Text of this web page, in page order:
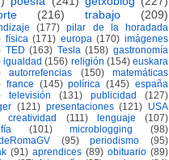
(216) trabajo (209)
(177)
pilar de la horadada
física (171) europa (170) imágenes
TED (163) Tesla (158) gastronomía
igualdad (156) religión (154) euskara
autorrefencias (150)
matemáticas
france (145) polírica (145) españa
televisión (131) publicidad
(127)
(121) presentaciones (121) USA
creatividad (111) lenguaje
(107)
(101) microblogging
(98)
(95) periodismo
(95)
(91) aprendices (89) obituario (89)